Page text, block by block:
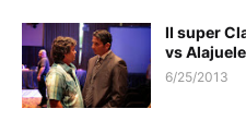
II super
vs
6/25/2013